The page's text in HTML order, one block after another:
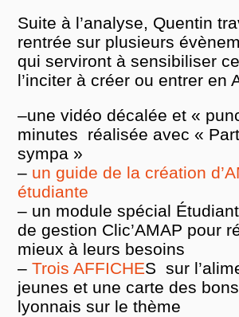
Suite à l’analyse, Quentin
rentrée sur plusieurs
qui serviront à sensibiliser
l’inciter à créer ou entrer en
–une vidéo décalée et «
minutes réalisée avec «
sympa »
– un guide de la création
étudiante
– un module spécial
de gestion Clic’AMAP pour
mieux à leurs besoins
–Trois AFFICHES sur
jeunes et une carte des
lyonnais sur le thème